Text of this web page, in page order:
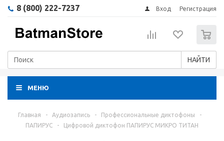
8 (800) 222-7237 Вход Регистрация
НАЙТИ
МЕНЮ
Главная - Аудиозапись - Профессиональные диктофоны
-
ПАПИРУС
- Цифровой диктофон ПАПИРУС МИКРО ТИТАН